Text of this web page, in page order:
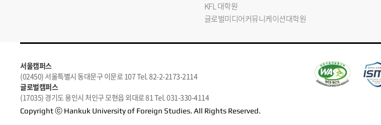
KFL 대학원
글로벌미디어커뮤니케이션대학원
서울캠퍼스
(02450) 서울특별시 동대문구 이문로 107 Tel. 82-2-2173-2114
글로벌캠퍼스
(17035) 경기도 용인시 처인구 모현읍 외대로 81 Tel. 031-330-4114
Copyright ⓒ Hankuk University of Foreign Studies. All Rights Reserved.